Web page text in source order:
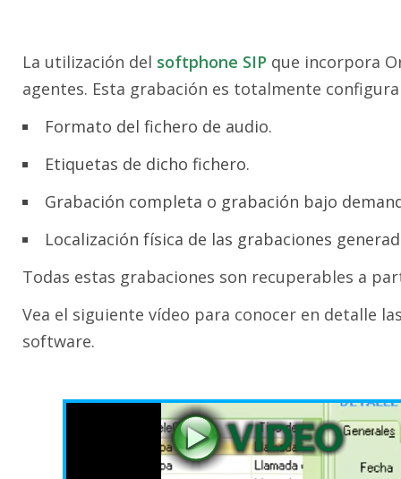
La utilización del softphone SIP que incorpora
agentes. Esta grabación es totalmente
Formato del fichero de audio.
Etiquetas de dicho fichero.
Grabación completa o grabación bajo
Localización física de las grabaciones
Todas estas grabaciones son recuperables a
Vea el siguiente vídeo para conocer en detalle
software.